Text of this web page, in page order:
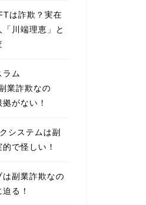
は詐欺？実在
川端理恵」と
ラム
業詐欺なの
がない！
システムは副
で怪しい！
は副業詐欺なの
る！